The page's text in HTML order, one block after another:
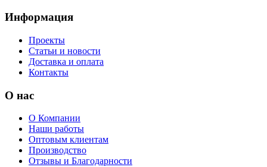
Информация
Проекты
Статьи и новости
Доставка и оплата
Контакты
О нас
О Компании
Наши работы
Оптовым клиентам
Производство
Отзывы и Благодарности